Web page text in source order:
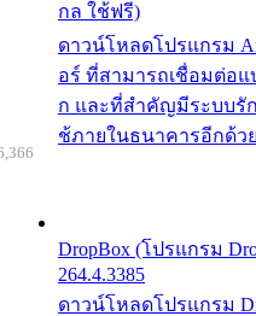
กล ใช้ฟรี)
ดาวน์โหลดโปรแกรม
อร์ ที่สามารถเชื่อมต่อ
ก และที่สำคัญมีระบบรั
ช้ภายในธนาคารอีกด้วย
DropBox (โปรแกรม
264.4.3385
ดาวน์โหลดโปรแกรม